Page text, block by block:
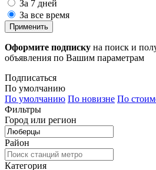
За 7 дней
За все время
Применить
Оформите подписку на поиск и
объявления по Вашим параметрам
Подписаться
По умолчанию
По умолчанию По новизне По
Фильтры
Город или регион
Район
Категория